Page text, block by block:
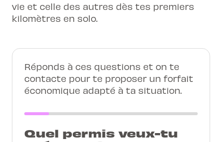
vie et celle des autres dès tes premiers
kilomètres en solo.
Réponds à ces questions et on te
contacte pour te proposer un forfait
économique adapté à ta situation.
Quel permis veux-tu